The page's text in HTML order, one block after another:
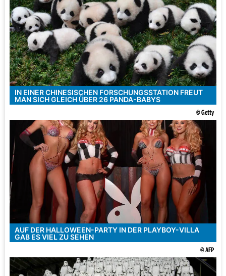
IN EINER CHINESISCHEN FORSCHUNGSSTATION FREUT
MAN SICH GLEICH ÜBER 26 PANDA-BABYS
© Getty
AUF DER HALLOWEEN-PARTY IN DER PLAYBOY-VILLA
GAB ES VIEL ZU SEHEN
© AFP